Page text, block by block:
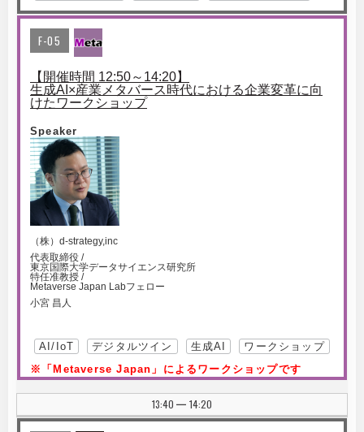
F-05
【開催時間 12:50～14:20】
生成AI×産業メタバース時代における企業変革に向
けたワークショップ
Speaker
（株）d-strategy,inc
代表取締役 /
東京国際大学データサイエンス研究所
特任准教授 /
Metaverse Japan Labフェロー
小宮 昌人
AI/IoT デジタルツイン 生成AI
ワークショップ
※「Metaverse Japan」によるワークショップです
13:40 | 14:20